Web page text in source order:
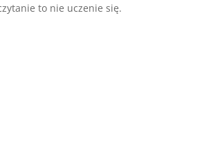
to nie uczenie się.